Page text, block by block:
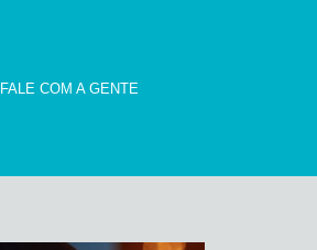
FALE COM A GENTE